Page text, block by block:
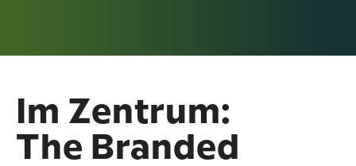
Im Zentrum:
The Branded